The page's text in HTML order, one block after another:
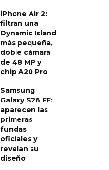
iPhone Air 2:
filtran una
Dynamic Island
más pequeña,
doble cámara
de 48 MP y
chip A20 Pro
Samsung
Galaxy S26 FE:
aparecen las
primeras
fundas
oficiales y
revelan su
diseño